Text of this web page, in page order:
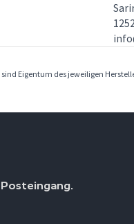
Eigentum des jeweiligen